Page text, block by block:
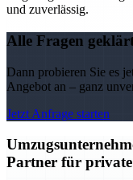
und zuverlässig.
Alle Fragen
Dann probieren Sie es
Angebot an – ganz
Jetzt Anfrage starten
Partner für